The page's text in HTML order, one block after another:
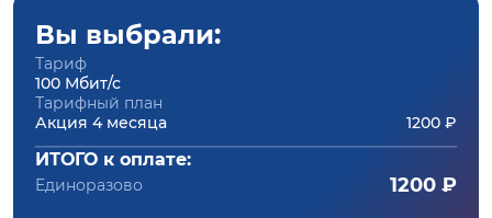
Вы выбрали:
Тариф
100 Мбит/с
Тарифный план
Акция 4 месяца
1200 ₽
ИТОГО к оплате:
Единоразово 1200 ₽